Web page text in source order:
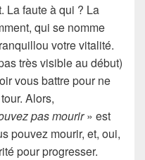
La faute à qui ? La
qui se nomme
votre vitalité.
très visible au début)
vous battre pour ne
Alors,
pas mourir» est
pouvez mourir, et, oui,
pour progresser.